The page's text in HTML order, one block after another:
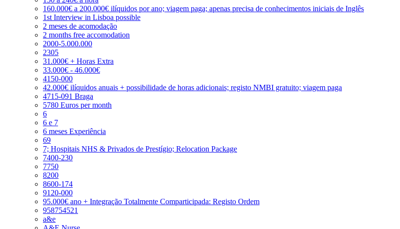
160.000€ a 200.000€ ilíquidos por ano; viagem paga; apenas precisa de conhecimentos iniciais de Inglês
1st Interview in Lisboa possible
2 meses de acomodação
2 months free accomodation
2000-5.000.000
2305
31.000€ + Horas Extra
33.000€ - 46.000€
4150-000
42.000€ ilíquidos anuais + possibilidade de horas adicionais; registo NMBI gratuito; viagem paga
4715-091 Braga
5780 Euros per month
6
6 e 7
6 meses Experiência
69
7; Hospitais NHS & Privados de Prestígio; Relocation Package
7400-230
7750
8200
8600-174
9120-000
95.000€ ano + Integração Totalmente Comparticipada: Registo Ordem
958754521
a&e